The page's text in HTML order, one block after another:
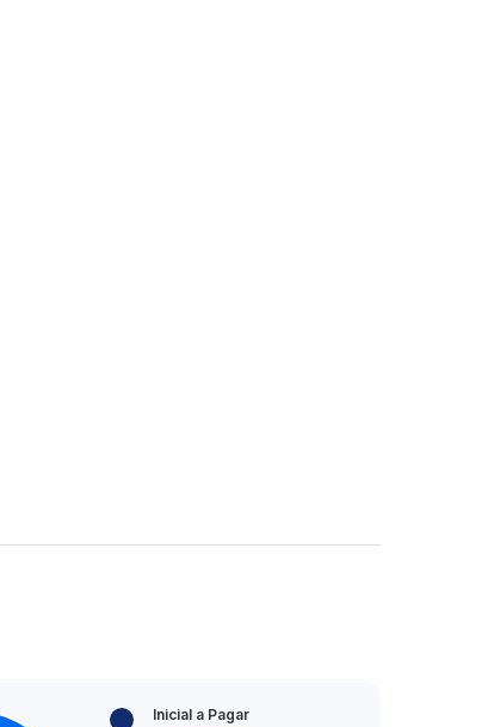
Inicial a Pagar